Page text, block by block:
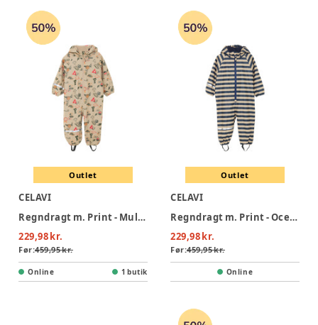
Outlet
CELAVI
Regndragt m. Print - Mulled Basil
229,98 kr.
Før:459,95 kr.
Online 1 butik
Outlet
CELAVI
Regndragt m. Print - Oceania
229,98 kr.
Før:459,95 kr.
Online